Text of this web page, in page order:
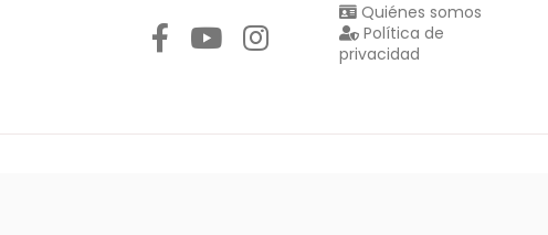
Quiénes somos
Política de
privacidad